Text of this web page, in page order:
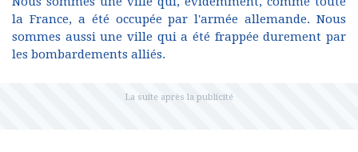
la France, a été occupée par l'armée allemande. Nous
sommes aussi une ville qui a été frappée durement par
les bombardements alliés.